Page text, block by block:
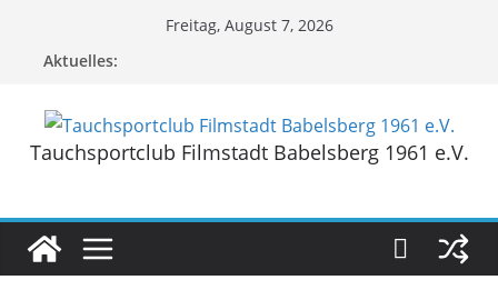
Freitag, August 7, 2026
Aktuelles:
Tauchsportclub Filmstadt Babelsberg 1961 e.V.